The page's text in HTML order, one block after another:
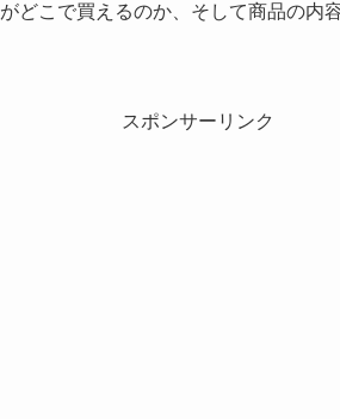
がどこで買えるのか、そして商品の内
スポンサーリンク